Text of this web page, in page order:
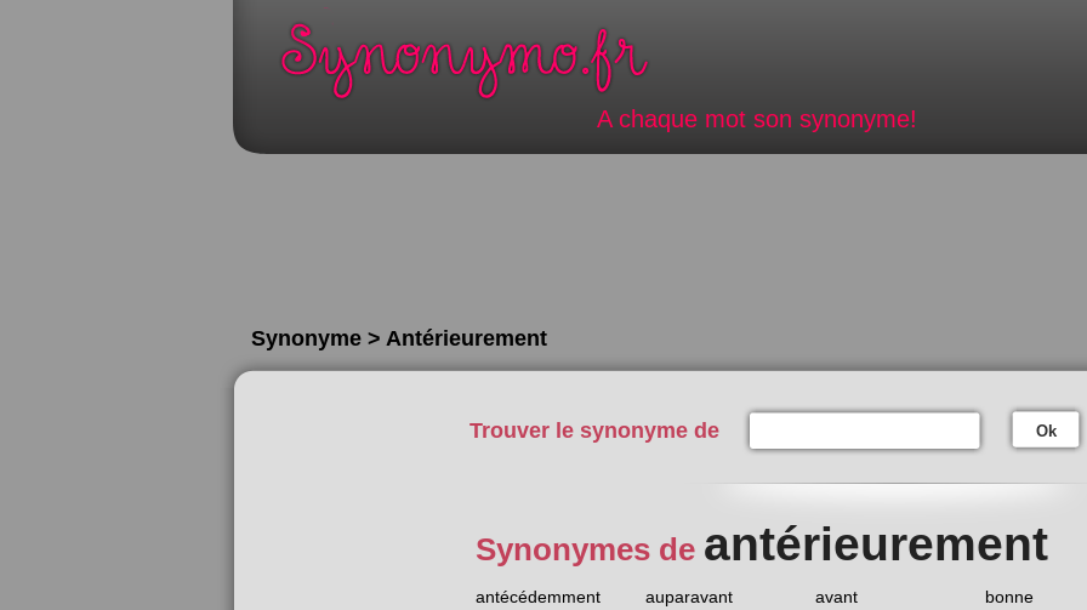
A chaque mot son synonyme!
Synonyme > Antérieurement
Trouver le synonyme de Ok
Synonymes de antérieurement
antécédemment auparavant avant
bonne